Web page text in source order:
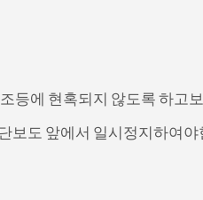
등에 현혹되지 않도록 하고
보도 앞에서 일시정지하여야